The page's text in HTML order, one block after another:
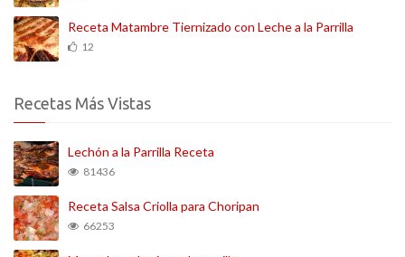
Receta Matambre Tiernizado con Leche a la Parrilla
12
Recetas Más Vistas
Lechón a la Parrilla Receta
81436
Receta Salsa Criolla para Choripan
66253